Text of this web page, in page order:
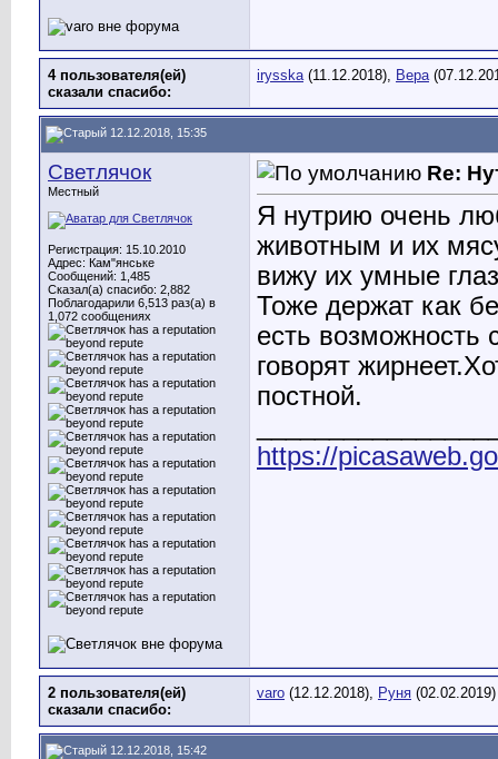
4 пользователя(ей)
сказали cпасибо:
irysska(11.12.2018), Вера
12.12.2018, 15:35
Светлячок
Местный
Регистрация: 15.10.2010
Адрес: Кам"янське
Сообщений: 1,485
Сказал(а) спасибо: 2,882
Поблагодарили 6,513 раз(а) в
1,072 сообщениях
Re:
Я нутрию очень
животным и их
вижу их умные
Тоже держат как
есть возможность
говорят
постной.
https://
2 пользователя(ей)
сказали cпасибо:
varo (12.12.2018), Руня (02.02.2019)
12.12.2018, 15:42